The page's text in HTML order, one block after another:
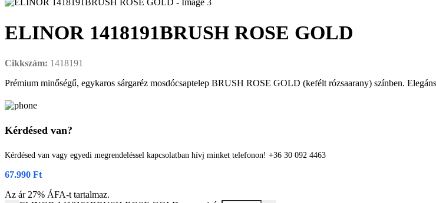
ELINOR 1418191BRUSH ROSE GOLD
Cikkszám: 1418191
Prémium minőségű, egykaros sárgaréz mosdócsaptelep BRUSH ROSE GOLD (kefélt rózsaarany) színben.
Kérdésed van?
Kérdésed van vagy egyedi megrendeléssel kapcsolatban hívj minket telefonon! +36 30 092 4463
67.990 Ft
Az ár 27% ÁFA-t tartalmaz.